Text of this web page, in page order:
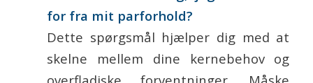
for fra mit parforhold?
Dette spørgsmål hjælper dig med at
skelne mellem dine kernebehov og